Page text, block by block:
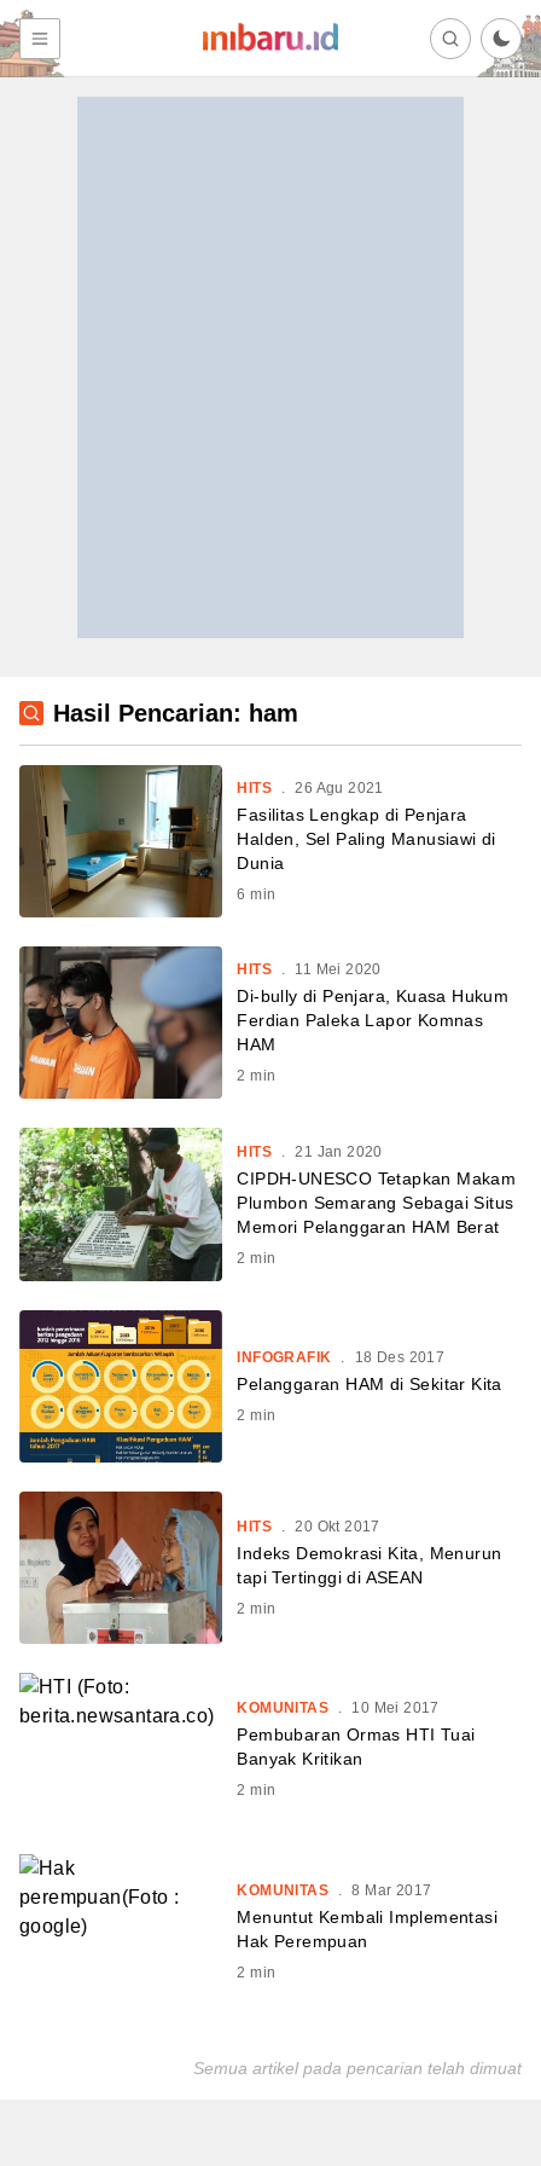
Hasil Pencarian: ham
HITS . 26 Agu 2021
Fasilitas Lengkap di Penjara
Halden, Sel Paling Manusiawi di
Dunia
6 min
HITS . 11 Mei 2020
Di-bully di Penjara, Kuasa Hukum
Ferdian Paleka Lapor Komnas
HAM
2 min
HITS 21 Jan 2020
CIPDH-UNESCO Tetapkan Makam
Plumbon Semarang Sebagai Situs
Memori Pelanggaran HAM Berat
2 min
INFOGRAFIK . 18 Des 2017
Pelanggaran HAM di Sekitar Kita
2 min
HITS . 20 Okt 2017
Indeks Demokrasi Kita, Menurun
tapi Tertinggi di ASEAN
2 min
KOMUNITAS . 10 Mei 2017
Pembubaran Ormas HTI Tuai
Banyak Kritikan
2 min
KOMUNITAS 8 Mar 2017
Menuntut Kembali Implementasi
Hak Perempuan
2 min
Semua artikel pada pencarian telah dimuat